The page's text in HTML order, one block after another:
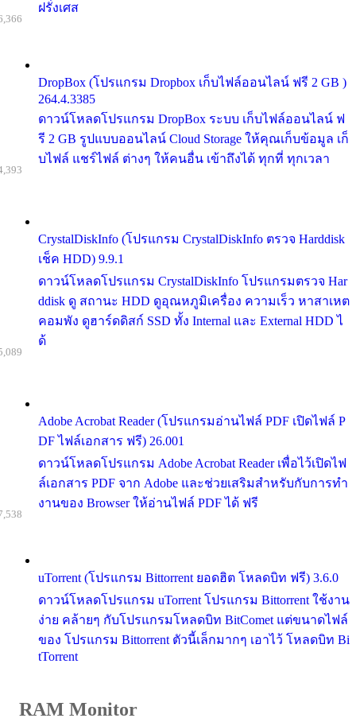
ฝรั่งเศส
DropBox (โปรแกรม Dropbox เก็บไฟล์ออนไลน์ ฟรี 2 GB )
264.4.3385
ดาวน์โหลดโปรแกรม DropBox ระบบ เก็บไฟล์ออนไลน์ ฟ
รี 2 GB รูปแบบออนไลน์ Cloud Storage ให้คุณเก็บข้อมูล เก็
บไฟล์ แชร์ไฟล์ ต่างๆ ให้คนอื่น เข้าถึงได้ ทุกที่ ทุกเวลา
CrystalDiskInfo (โปรแกรม CrystalDiskInfo ตรวจ Harddisk
เช็ค HDD) 9.9.1
ดาวน์โหลดโปรแกรม CrystalDiskInfo โปรแกรมตรวจ Har
ddisk ดู สถานะ HDD ดูอุณหภูมิเครื่อง ความเร็ว หาสาเหต
คอมพัง ดูฮาร์ดดิสก์ SSD ทั้ง Internal และ External HDD ไ
ด้
Adobe Acrobat Reader (โปรแกรมอ่านไฟล์ PDF เปิดไฟล์ P
DF ไฟล์เอกสาร ฟรี) 26.001
ดาวน์โหลดโปรแกรม Adobe Acrobat Reader เพื่อไว้เปิดไฟ
ล์เอกสาร PDF จาก Adobe และช่วยเสริมสำหรับกับการทำ
งานของ Browser ให้อ่านไฟล์ PDF ได้ ฟรี
uTorrent (โปรแกรม Bittorrent ยอดฮิต โหลดบิท ฟรี) 3.6.0
ดาวน์โหลดโปรแกรม uTorrent โปรแกรม Bittorrent ใช้งาน
ง่าย คล้ายๆ กับโปรแกรมโหลดบิท BitComet แต่ขนาดไฟล์
ของ โปรแกรม Bittorrent ตัวนี้เล็กมากๆ เอาไว้ โหลดบิท Bi
tTorrent
RAM Monitor